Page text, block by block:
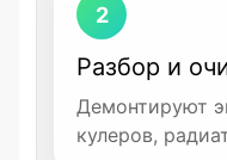
2
Разбор и
Демонтируют
кулеров,